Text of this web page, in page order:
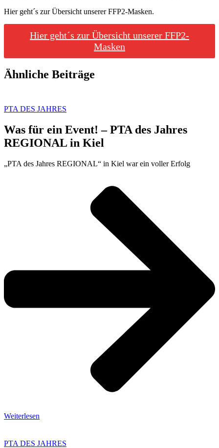
Hier geht´s zur Übersicht unserer FFP2-Masken.
Hier geht´s zur Übersicht unserer FFP2-
Masken
Ähnliche Beiträge
PTA DES JAHRES
Was für ein Event! – PTA des Jahres
REGIONAL in Kiel
„PTA des Jahres REGIONAL“ in Kiel war ein voller Erfolg
Weiterlesen
PTA DES JAHRES